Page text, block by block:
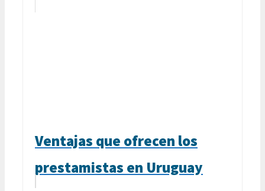
Ventajas que ofrecen los
prestamistas en Uruguay